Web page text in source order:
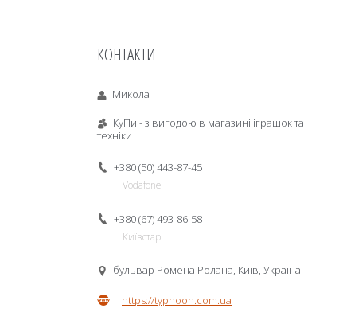
КОНТАКТИ
Микола
КуПи - з вигодою в магазині іграшок та
техніки
+380 (50) 443-87-45
Vodafone
+380 (67) 493-86-58
Київстар
бульвар Ромена Ролана, Київ, Україна
https://typhoon.com.ua